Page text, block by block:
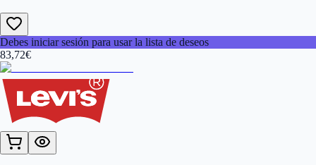
Debes iniciar sesión para usar la lista de deseos
83,72€